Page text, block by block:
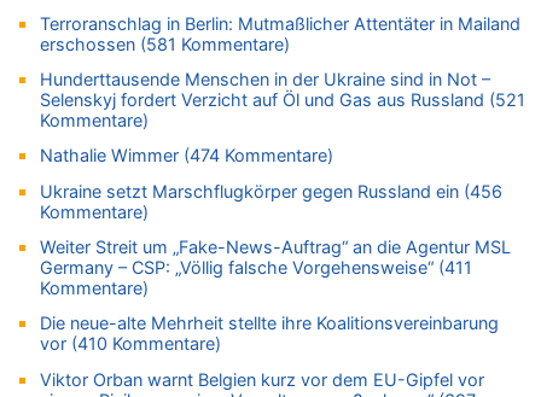
Zweite Hitzewelle in diesem Sommer ist jetzt amtlich
07.08.2026 - 01:12 von WK zu
Warum die Waldbrände in Frankreich und Spanien Rekorde
brechen [Fragen & Antworten]
07.08.2026 - 01:03 von Hugo Egon Bernhard von Sinnen zu
07.08.2026 - 00:50 von WK zu
07.08.2026 - 00:06 von 5/11 zu
Mehrere Menschen in Londons City niedergestochen
06.08.2026 - 23:53 von Foto Anneliese zu
Mehrere Menschen in Londons City niedergestochen
06.08.2026 - 23:25 von WK zu
Terroranschlag in Berlin: Mutmaßlicher Attentäter in Mailand
erschossen (581 Kommentare)
Hunderttausende Menschen in der Ukraine sind in Not –
Selenskyj fordert Verzicht auf Öl und Gas aus Russland (521
Kommentare)
Nathalie Wimmer (474 Kommentare)
Ukraine setzt Marschflugkörper gegen Russland ein (456
Kommentare)
Weiter Streit um „Fake-News-Auftrag“ an die Agentur MSL
Germany – CSP: „Völlig falsche Vorgehensweise“ (411
Kommentare)
Die neue-alte Mehrheit stellte ihre Koalitionsvereinbarung
vor (410 Kommentare)
Viktor Orban warnt Belgien kurz vor dem EU-Gipfel vor